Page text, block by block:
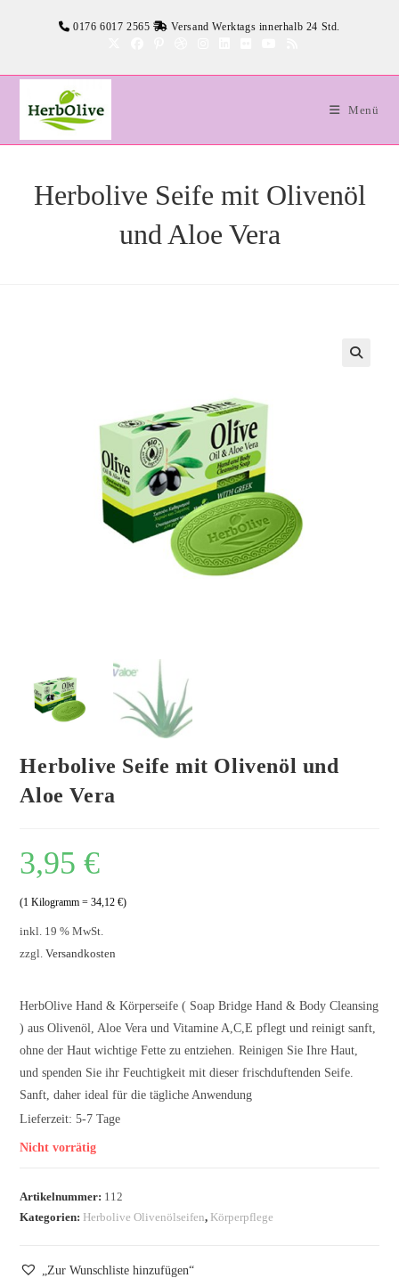
0176 6017 2565 Versand Werktags innerhalb 24 Std.
Menü
Herbolive Seife mit Olivenöl
und Aloe Vera
Herbolive Seife mit Olivenöl und
Aloe Vera
3,95€
(1 Kilogramm = 34,12 €)
inkl. 19 % MwSt.
zzgl.Versandkosten
HerbOlive Hand & Körperseife ( Soap Bridge Hand & Body Cleansing
) aus Olivenöl, Aloe Vera und Vitamine A,C,E pflegt und reinigt sanft,
ohne der Haut wichtige Fette zu entziehen. Reinigen Sie Ihre Haut,
und spenden Sie ihr Feuchtigkeit mit dieser frischduftenden Seife.
Sanft, daher ideal für die tägliche Anwendung
Lieferzeit:5-7 Tage
Nicht vorrätig
Artikelnummer: 112
Kategorien: Herbolive Olivenölseifen, Körperpflege
„Zur Wunschliste hinzufügen“